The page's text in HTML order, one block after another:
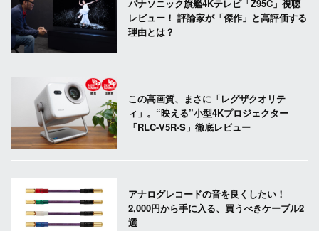
パナソニック旗艦4Kテレビ「Z95C」視聴
レビュー！ 評論家が「傑作」と高評価する
理由とは？
この高画質、まさに「レグザクオリテ
ィ」。“映える”小型4Kプロジェクター
「RLC-V5R-S」徹底レビュー
アナログレコードの音を良くしたい！
2,000円から手に入る、買うべきケーブル2
選